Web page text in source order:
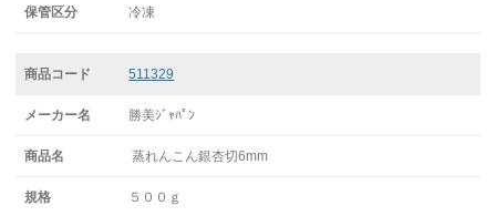
冷凍
511329
勝美ｼﾞｬﾊﾟﾝ
蒸れんこん銀杏切6mm
５００ｇ